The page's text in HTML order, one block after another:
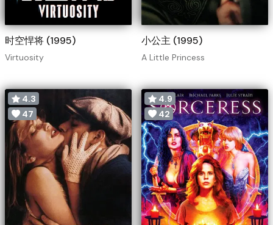
时空悍将 (1995)
Virtuosity
小公主 (1995)
A Little Princess
4.3
47
4.9
42